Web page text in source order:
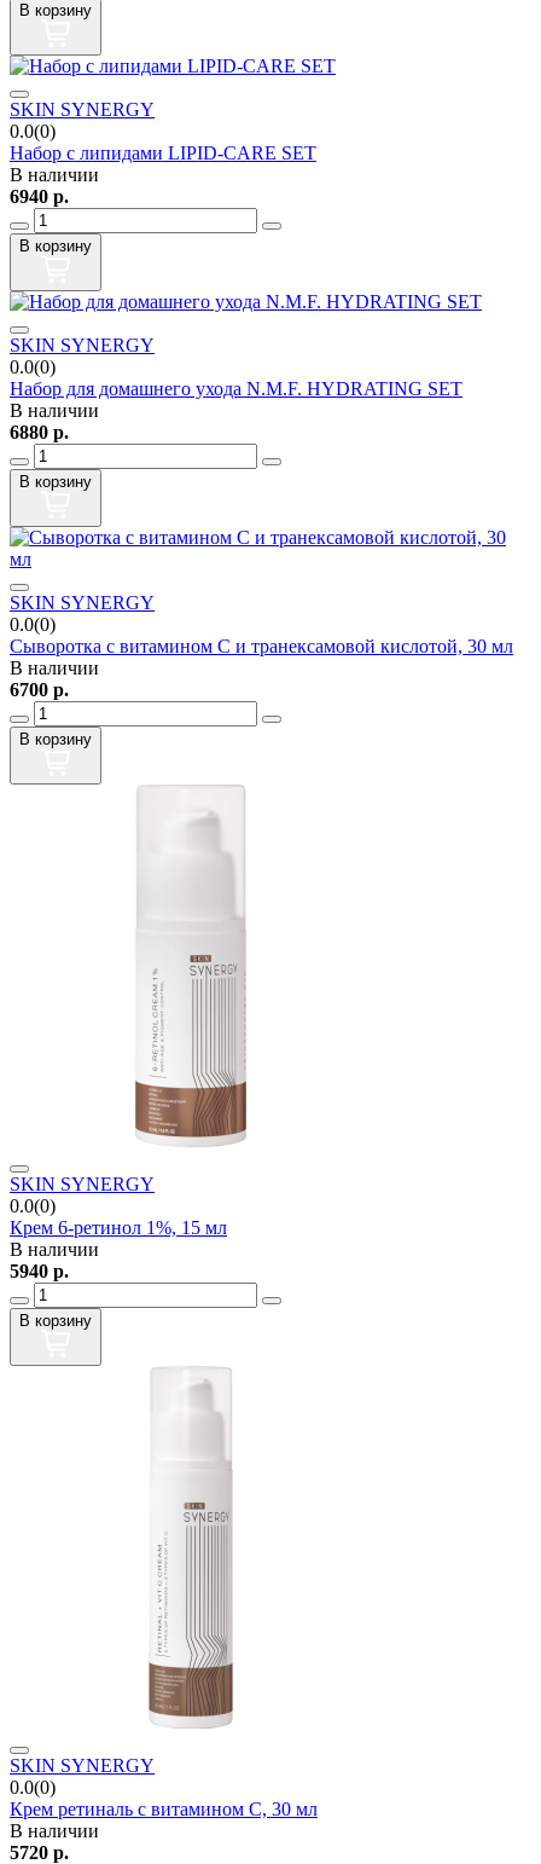
В корзину
SKIN SYNERGY
0.0(0)
Набор с липидами LIPID-CARE SET
В наличии
6940 р.
В корзину
SKIN SYNERGY
0.0(0)
Набор для домашнего ухода N.M.F. HYDRATING SET
В наличии
6880 р.
В корзину
SKIN SYNERGY
0.0(0)
Сыворотка с витамином С и транексамовой кислотой, 30 мл
В наличии
6700 р.
В корзину
SKIN SYNERGY
0.0(0)
Крем 6-ретинол 1%, 15 мл
В наличии
5940 р.
В корзину
SKIN SYNERGY
0.0(0)
Крем ретиналь с витамином C, 30 мл
В наличии
5720 р.